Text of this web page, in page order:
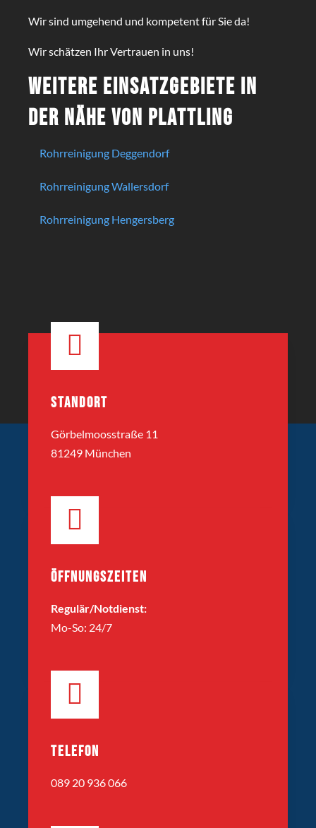
Wir sind umgehend und kompetent für Sie da!
Wir schätzen Ihr Vertrauen in uns!
Weitere Einsatzgebiete in
der Nähe von Plattling
Rohrreinigung Deggendorf
Rohrreinigung Wallersdorf
Rohrreinigung Hengersberg
STANDORT
Görbelmoosstraße 11
81249 München
ÖFFNUNGSZEITEN
Regulär/Notdienst:
Mo-So: 24/7
TELEFON
089 20 936 066